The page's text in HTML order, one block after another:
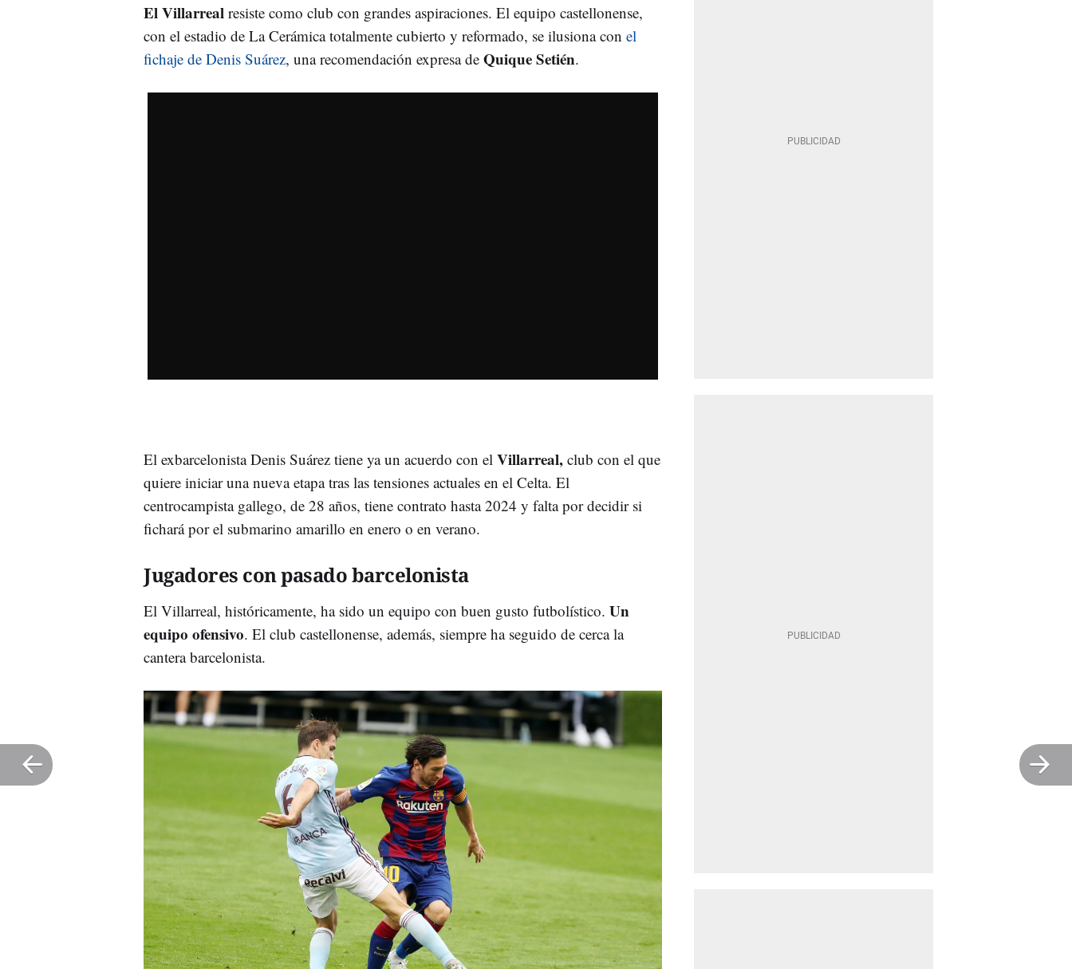
El Villarreal resiste como club con grandes aspiraciones. El equipo castellonense,
con el estadio de La Cerámica totalmente cubierto y reformado, se ilusiona con el
fichaje de Denis Suárez, una recomendación expresa de Quique Setién.
El exbarcelonista Denis Suárez tiene ya un acuerdo con el Villarreal, club con el que
quiere iniciar una nueva etapa tras las tensiones actuales en el Celta. El
centrocampista gallego, de 28 años, tiene contrato hasta 2024 y falta por decidir si
fichará por el submarino amarillo en enero o en verano.
Jugadores con pasado barcelonista
El Villarreal, históricamente, ha sido un equipo con buen gusto futbolístico. Un
equipo ofensivo. El club castellonense, además, siempre ha seguido de cerca la
cantera barcelonista.